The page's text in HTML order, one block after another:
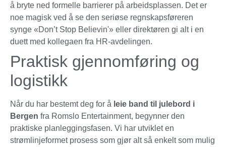
å bryte ned formelle barrierer på arbeidsplassen. Det er
noe magisk ved å se den seriøse regnskapsføreren
synge «Don’t Stop Believin'» eller direktøren gi alt i en
duett med kollegaen fra HR-avdelingen.
Praktisk gjennomføring og
logistikk
Når du har bestemt deg for å leie band til julebord i
Bergen fra Romslo Entertainment, begynner den
praktiske planleggingsfasen. Vi har utviklet en
strømlinjeformet prosess som gjør alt så enkelt som mulig